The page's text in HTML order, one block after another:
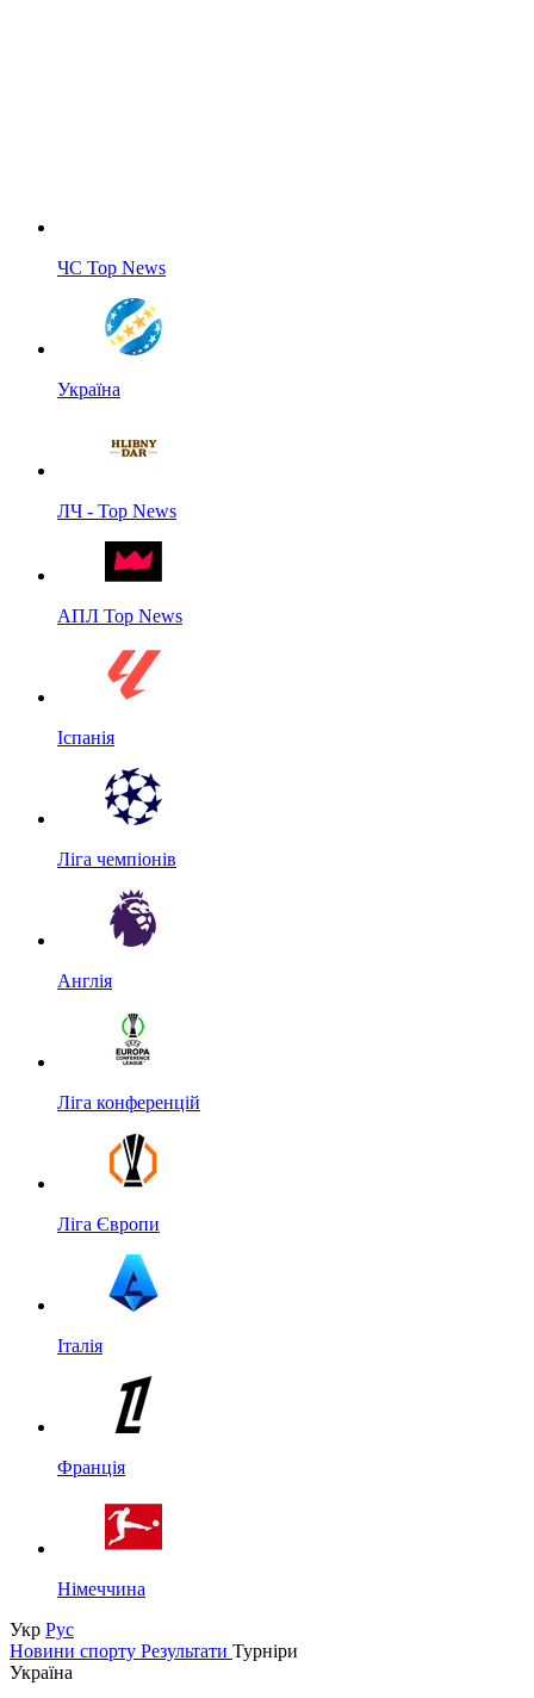
ЧС Top News
Україна
ЛЧ - Top News
АПЛ Top News
Іспанія
Ліга чемпіонів
Англія
Ліга конференцій
Ліга Європи
Італія
Франція
Німеччина
Укр Рус
Новини спорту Результати Турніри
Україна